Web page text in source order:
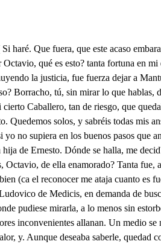
Pues si me enfadas, habrás de ir a puntillones. Envaine ucé, seo carranza, que yo iré de bien a bien. Venid por la puerta falsa, que está más cerca; y suplid, pues me espera cierta dama, el que me ausente en dejándoos a la puerta: Si esta traza se logra, dichoso yo! Pobre Chicho, cuantas mantas te esperan! Lo peor es que no las habrá en la cama; hay hombre más desdichado? En qué te detienes? pasa. Ah de ser esto por fuerza? Adiós con la colorada. Anda, maldito seas tú. . O me miente la distancia, o es aquel, que viene allí, Ludovico No te engañas, que es el mismo. No quisiera que en esta ocasión llegara Génaro, y desconfiase de mi amor. Eso se salva con decirle la verdad. Si los celos acertaran a creer verdades, murieran algunas desconfianzas. Fiado, divina Julia, en cuanto os deben mis ansias, a favor de mis cariños me atrevo a llegar, a causa de rogaros nuevamente patrocinéis mi esperanza con vuestra prima, quien siem- pre tan divina, como ingrata, me desprecia. Creed, señor Ludóvico, que me holgara de persuadir sus desdenes: si bien sabéis cuanuraña se niega a todos; mas pues estos días anda mala, y yo voy a verla, haré, por veneer su repugnancia, cuanto pueda. Ludovico con Julia? O! pese a la rabia de mis celos, que no pueden explicarse cara a cara, no tanto por ser sobrino del Duque, cuanto porque haste saber más clara mi ofensa, no es bien arriesgar su fama. De suerte, que por la puerta del jardín, si acaso baja a él, podré entrar? Yo discurro, que Nicoleta, que anda siempre a su lado, me hará, a trueque de alguna alhaja, posible el logro, y ahora idos, porque la gente que pasa no nos vea juntos. Voy a ser animada estatua de su calle; y pues con vos de estas materias no se habla, tomad vos esa sortija. Si haré